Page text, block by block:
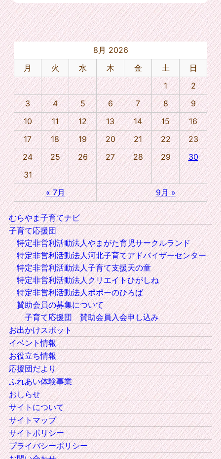
8月 2026
月
火 水 木 金 土
日
1
2
3
4 5 6 7 8
9
10
11 12 13 14 15
16
17
18 19 20 21 22
23
24
25 26 27 28 29
30
31
« 7月
9月 »
むらやま子育てナビ
子育て応援団
特定非営利活動法人やまがた育児サークルランド
特定非営利活動法人河北子育てアドバイザーセンター
特定非営利活動法人子育て支援天の童
特定非営利活動法人クリエイトひがしね
特定非営利活動法人ポポーのひろば
賛助会員の募集について
子育て応援団 賛助会員入会申し込み
お出かけスポット
イベント情報
お役立ち情報
応援団だより
ふれあい体験事業
おしらせ
サイトについて
サイトマップ
サイトポリシー
プライバシーポリシー